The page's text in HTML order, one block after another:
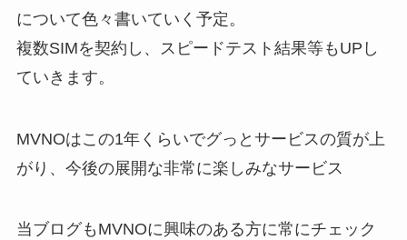
について色々書いていく予定。
複数SIMを契約し、スピードテスト結果等もUPし
ていきます。
MVNOはこの1年くらいでグっとサービスの質が上
がり、今後の展開な非常に楽しみなサービス
当ブログもMVNOに興味のある方に常にチェック